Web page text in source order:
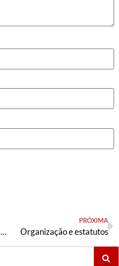
Resolução sobre situação política e tarefas | 30 de março de 2026
PRÓXIMA
Organização e estatutos